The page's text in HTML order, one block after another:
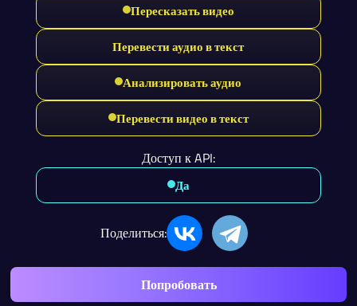
Пересказать видео
Перевести аудио в текст
Анализировать аудио
Перевести видео в текст
Доступ к API:
Да
Поделиться:
Попробовать